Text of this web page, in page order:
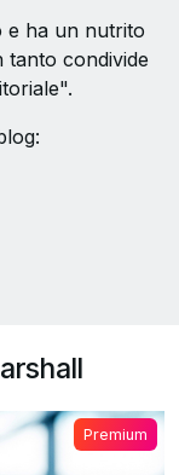
e ha un nutrito
tanto condivide
Premium